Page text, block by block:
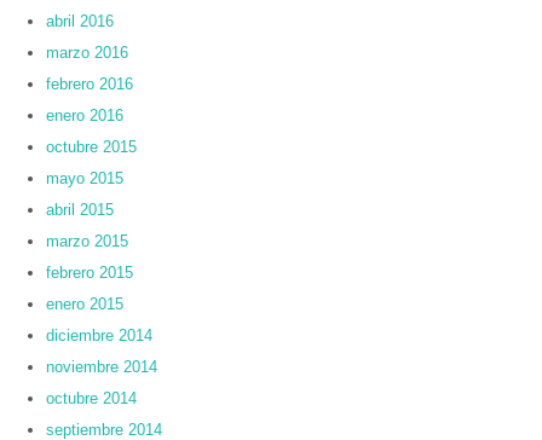
abril 2016
marzo 2016
febrero 2016
enero 2016
octubre 2015
mayo 2015
abril 2015
marzo 2015
febrero 2015
enero 2015
diciembre 2014
noviembre 2014
octubre 2014
septiembre 2014